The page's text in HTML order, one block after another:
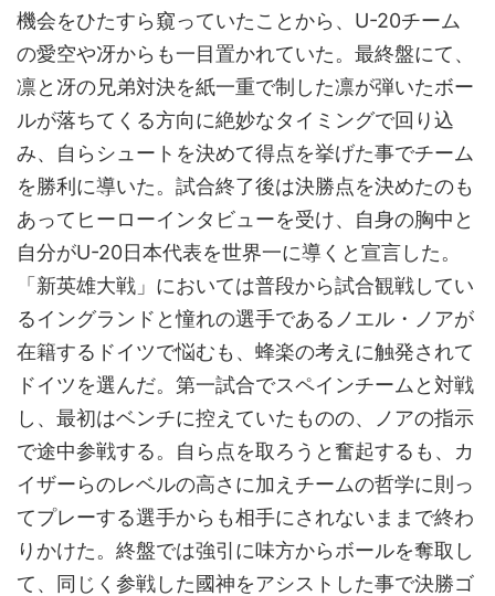
機会をひたすら窺っていたことから、U-20チーム
の愛空や冴からも一目置かれていた。最終盤にて、
凛と冴の兄弟対決を紙一重で制した凛が弾いたボー
ルが落ちてくる方向に絶妙なタイミングで回り込
み、自らシュートを決めて得点を挙げた事でチーム
を勝利に導いた。試合終了後は決勝点を決めたのも
あってヒーローインタビューを受け、自身の胸中と
自分がU-20日本代表を世界一に導くと宣言した。
「新英雄大戦」においては普段から試合観戦してい
るイングランドと憧れの選手であるノエル・ノアが
在籍するドイツで悩むも、蜂楽の考えに触発されて
ドイツを選んだ。第一試合でスペインチームと対戦
し、最初はベンチに控えていたものの、ノアの指示
で途中参戦する。自ら点を取ろうと奮起するも、カ
イザーらのレベルの高さに加えチームの哲学に則っ
てプレーする選手からも相手にされないままで終わ
りかけた。終盤では強引に味方からボールを奪取し
て、同じく参戦した國神をアシストした事で決勝ゴ